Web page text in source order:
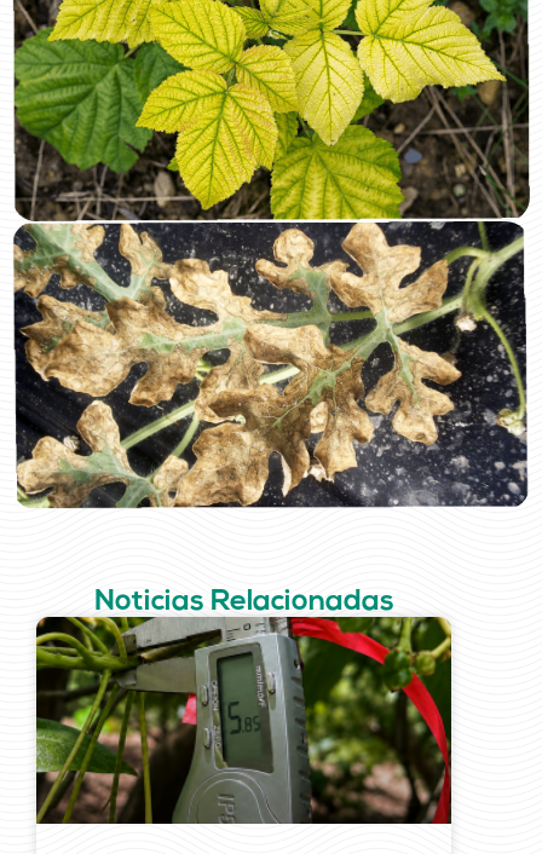
Noticias Relacionadas